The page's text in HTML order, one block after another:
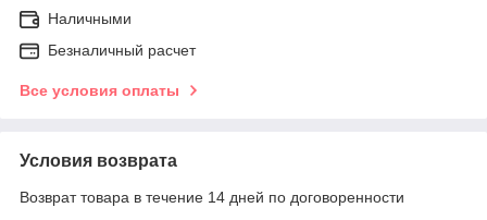
Наличными
Безналичный расчет
Все условия оплаты
Условия возврата
Возврат товара в течение 14 дней по договоренности